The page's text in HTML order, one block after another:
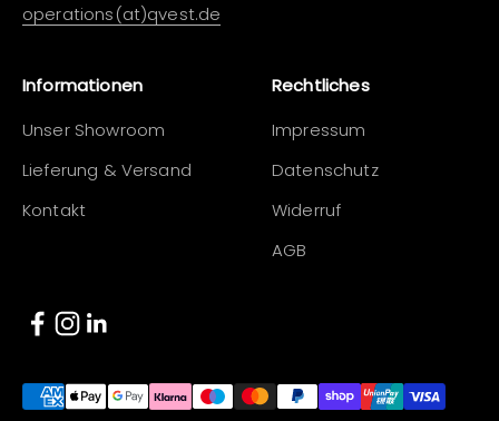
operations(at)qvest.de
Informationen
Unser Showroom
Lieferung & Versand
Kontakt
Rechtliches
Impressum
Datenschutz
Widerruf
AGB